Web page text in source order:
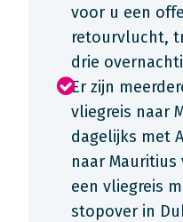
voor u een
retourvlucht,
drie
Er zijn
vliegreis naar
dagelijks met
naar
een vliegreis
stopover in